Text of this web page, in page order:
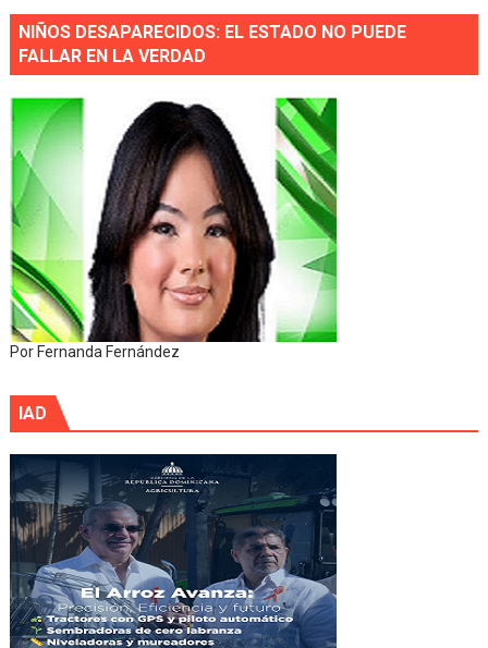
NIÑOS DESAPARECIDOS: EL ESTADO NO PUEDE
FALLAR EN LA VERDAD
Por Fernanda Fernández
IAD